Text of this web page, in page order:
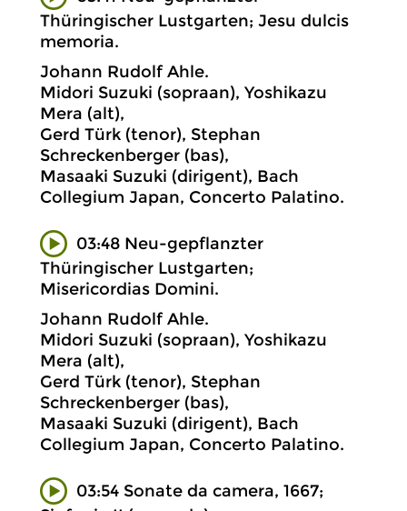
Thüringischer Lustgarten; Jesu dulcis
memoria.
Johann Rudolf Ahle.
Midori Suzuki (sopraan), Yoshikazu
Mera (alt),
Gerd Türk (tenor), Stephan
Schreckenberger (bas),
Masaaki Suzuki (dirigent), Bach
Collegium Japan, Concerto Palatino.
03:48 Neu-gepflanzter
Thüringischer Lustgarten;
Misericordias Domini.
Johann Rudolf Ahle.
Midori Suzuki (sopraan), Yoshikazu
Mera (alt),
Gerd Türk (tenor), Stephan
Schreckenberger (bas),
Masaaki Suzuki (dirigent), Bach
Collegium Japan, Concerto Palatino.
03:54 Sonate da camera, 1667;